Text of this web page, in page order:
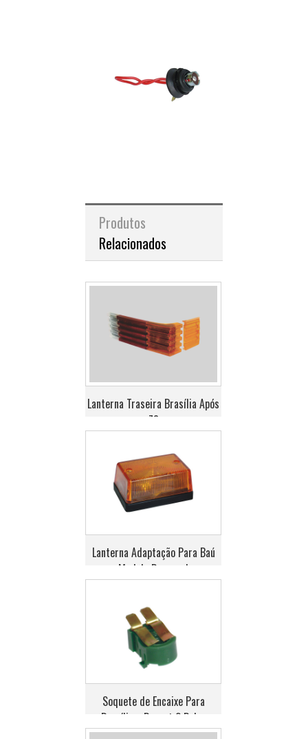
Produtos
Relacionados
Lanterna Traseira Brasília Após
78
Lanterna Adaptação Para Baú
Modelo Recrusul
Soquete de Encaixe Para
Brasília e Passat 2 Polos